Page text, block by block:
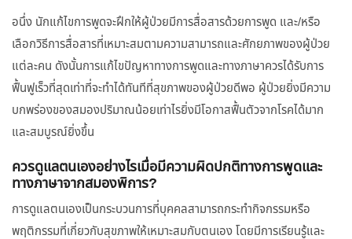
อนึ่ง นักแก้ไขการพูดจะฝึกให้ผู้ป่วยมีการสื่อสารด้วยการพูด และ/หรือ
เลือกวิธีการสื่อสารที่เหมาะสมตามความสามารถและศักยภาพของผู้ป่วย
แต่ละคน ดังนั้นการแก้ไขปัญหาทางการพูดและทางภาษาควรได้รับการ
ฟื้นฟูเร็วที่สุดเท่าที่จะทำได้ทันทีที่สุขภาพของผู้ป่วยดีพอ ผู้ป่วยยิ่งมีความ
บกพร่องของสมองปริมาณน้อยเท่าไรยิ่งมีโอกาสฟื้นตัวจากโรคได้มาก
และสมบูรณ์ยิ่งขึ้น
ควรดูแลตนเองอย่างไรเมื่อมีความผิดปกติทางการพูดและ
ทางภาษาจากสมองพิการ?
การดูแลตนเองเป็นกระบวนการที่บุคคลสามารถกระทำกิจกรรมหรือ
พฤติกรรมที่เกี่ยวกับสุขภาพให้เหมาะสมกับตนเอง โดยมีการเรียนรู้และ